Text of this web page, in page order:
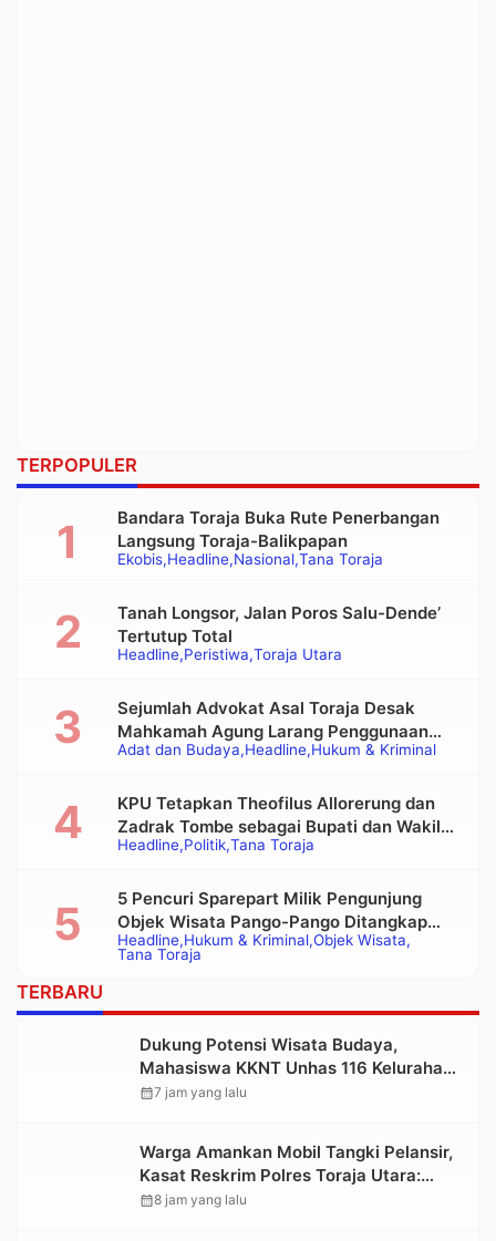
TERPOPULER
Ekobis Headline Nasional Tana Toraja
Bandara Toraja Buka Rute Penerbangan
Langsung Toraja-Balikpapan
Headline Peristiwa Toraja Utara
Tanah Longsor, Jalan Poros Salu-Dende’
Tertutup Total
Adat dan Budaya Headline Hukum & Kriminal
Sejumlah Advokat Asal Toraja Desak
Mahkamah Agung Larang Penggunaan
Alat Berat pada Eksekusi Rumah Adat
Headline Politik Tana Toraja
KPU Tetapkan Theofilus Allorerung dan
Zadrak Tombe sebagai Bupati dan Wakil
Bupati Tana Toraja Terpilih
Headline Hukum & Kriminal Objek Wisata
Tana Toraja
5 Pencuri Sparepart Milik Pengunjung
Objek Wisata Pango-Pango Ditangkap
Polisi
TERBARU
Dukung Potensi Wisata Budaya,
Mahasiswa KKNT Unhas 116 Kelurahan
Nonongan Utara Pasang Papan
calendar_month7 jam yang lalu
Warga Amankan Mobil Tangki Pelansir,
Kasat Reskrim Polres Toraja Utara:
Proses Hukum Berjalan Transparan
calendar_month8 jam yang lalu